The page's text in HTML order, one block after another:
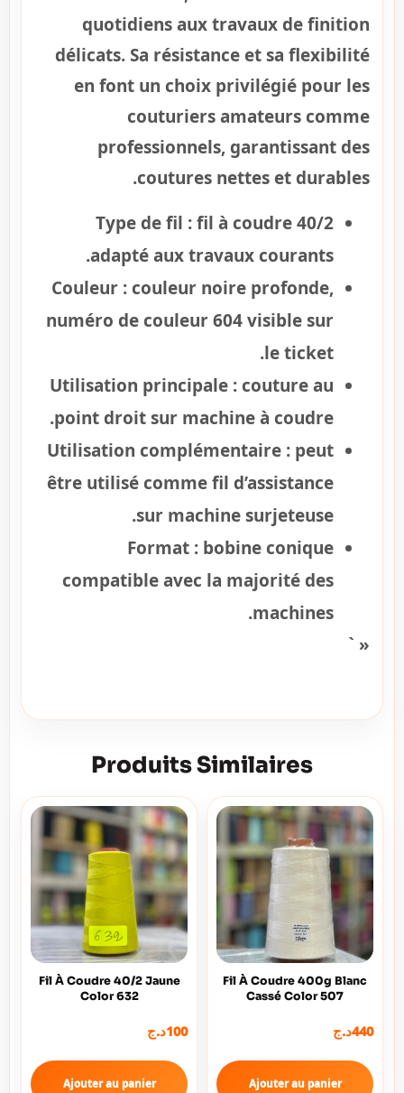
quotidiens aux travaux de finition
délicats. Sa résistance et sa flexibilité
en font un choix privilégié pour les
couturiers amateurs comme
professionnels, garantissant des
coutures nettes et durables.
Type de fil :fil à coudre 40/2
adapté aux travaux courants.
Couleur : couleur noire profonde,
numéro de couleur 604 visible sur
le ticket.
Utilisation principale : couture au
point droit sur machine à coudre.
Utilisation complémentaire : peut
être utilisé comme fil d’assistance
sur machine surjeteuse.
Format : bobine conique
compatible avec la majorité des
machines.
« `
Produits Similaires
Fil À Coudre 400g Blanc
Cassé Color 507
440د.ج
Ajouter au panier
Fil À Coudre 40/2 Jaune
Color 632
100د.ج
Ajouter au panier